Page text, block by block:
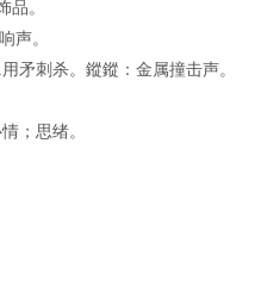
品。
声。
矛刺杀。鏦鏦：金属撞击声。
；思绪。